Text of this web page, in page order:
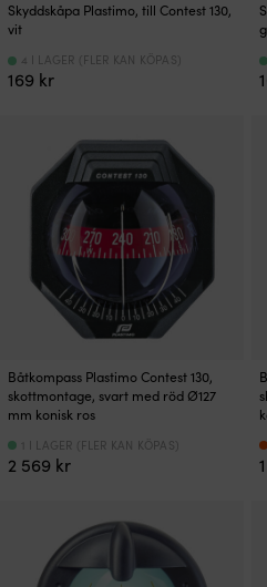
Skyddskåpa Plastimo, till Contest 130,
vit
169 kr
4 I LAGER (FLER KAN KÖPAS)
Båtkompass Plastimo Contest 130,
skottmontage, svart med röd Ø127
mm konisk ros
2 569 kr
1 I LAGER (FLER KAN KÖPAS)